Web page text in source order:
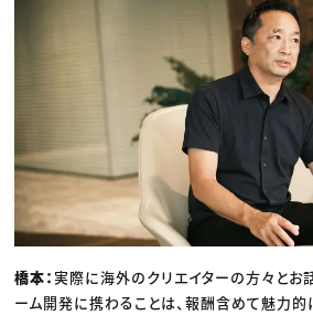
橋本：実際に海外のクリエイターの方々とお
ーム開発に携わることは、報酬含めて魅力的